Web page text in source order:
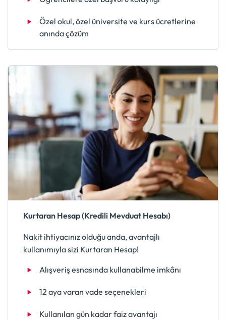
Özel okul, özel üniversite ve kurs ücretlerine
anında çözüm
Kurtaran Hesap (Kredili Mevduat Hesabı)
Nakit ihtiyacınız olduğu anda, avantajlı
kullanımıyla sizi Kurtaran Hesap!
Alışveriş esnasında kullanabilme imkânı
12 aya varan vade seçenekleri
Kullanılan gün kadar faiz avantajı